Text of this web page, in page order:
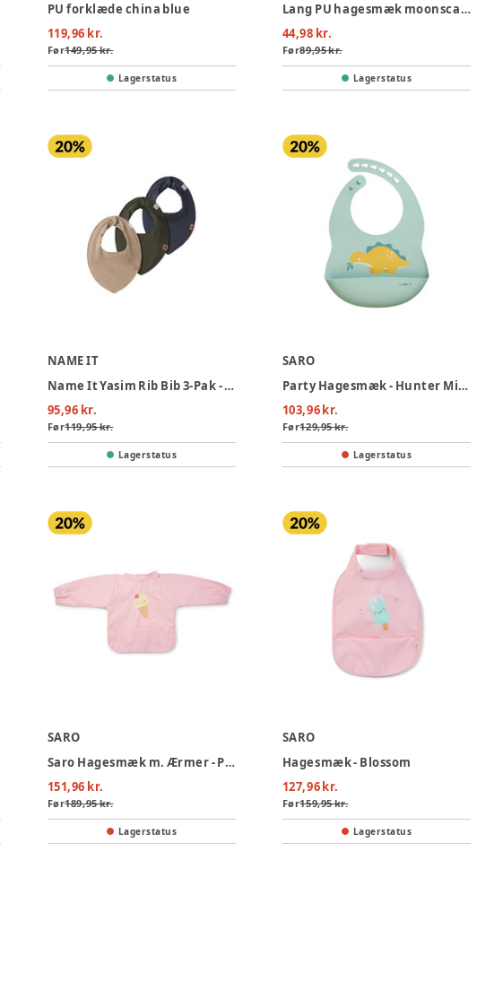
PU forklæde china blue
119,96 kr.
Før149,95 kr.
Lagerstatus
Lang PU hagesmæk moonscape
44,98 kr.
Før89,95 kr.
Lagerstatus
NAME IT
Name It Yasim Rib Bib 3-Pak - Ombre Blue
95,96 kr.
Før119,95 kr.
Lagerstatus
SARO
Party Hagesmæk - Hunter Mint
103,96 kr.
Før129,95 kr.
Lagerstatus
SARO
Saro Hagesmæk m. Ærmer - Pink
151,96 kr.
Før189,95 kr.
Lagerstatus
SARO
Hagesmæk - Blossom
127,96 kr.
Før159,95 kr.
Lagerstatus